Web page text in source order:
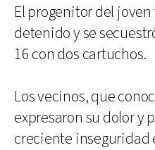
El progenitor del
detenido y se
16 con dos cartuchos.
Los vecinos, que
expresaron su dolor y
creciente inseguridad